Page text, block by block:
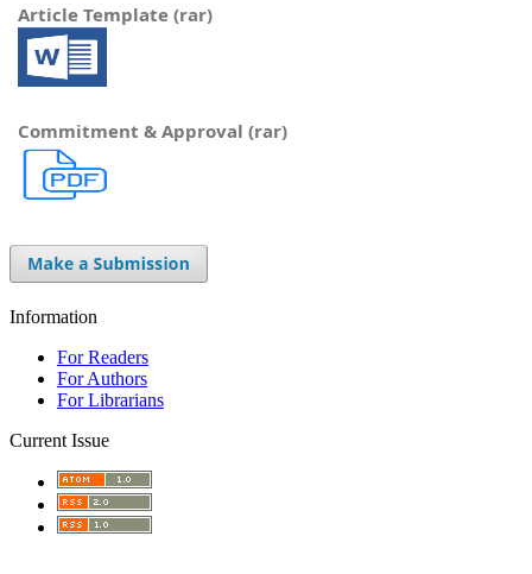
Article Template (rar)
Commitment & Approval (rar)
Information
For Readers
For Authors
For Librarians
Current Issue